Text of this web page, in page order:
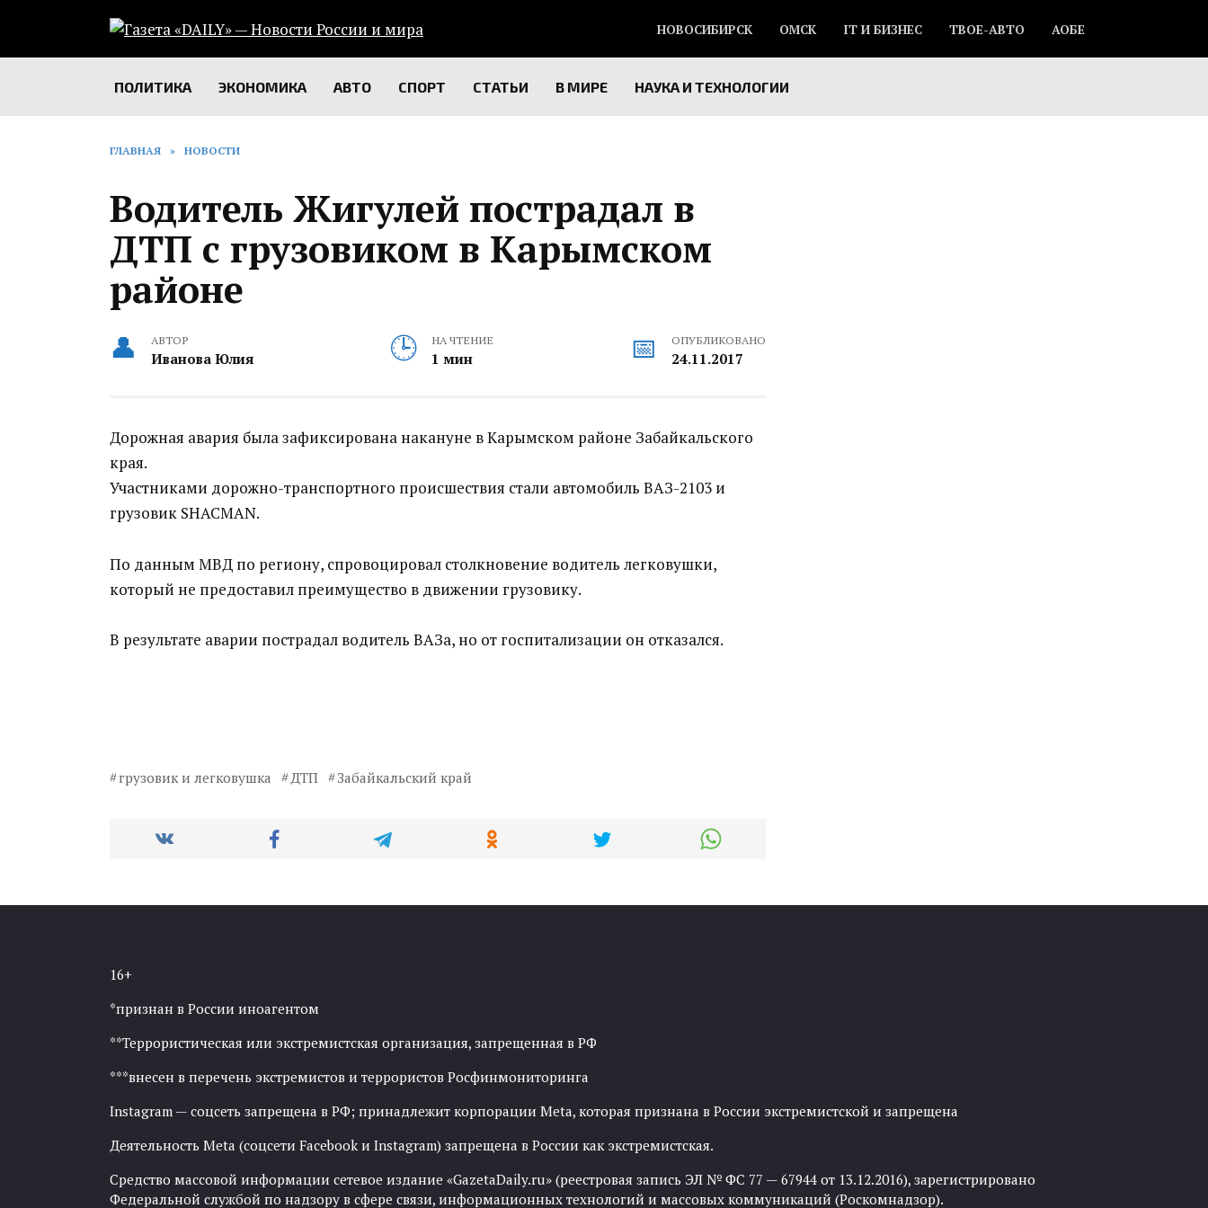
содержанию
НОВОСИБИРСК ОМСК IT И БИЗНЕС ТВОЕ-АВТО АОБЕ
ПОЛИТИКА ЭКОНОМИКА АВТО СПОРТ СТАТЬИ В МИРЕ НАУКА И ТЕХНОЛОГИИ
ГЛАВНАЯ » НОВОСТИ
Водитель Жигулей пострадал в
ДТП с грузовиком в Карымском
районе
АВТОР
Иванова Юлия
НА ЧТЕНИЕ
1 мин
ОПУБЛИКОВАНО
24.11.2017
Дорожная авария была зафиксирована накануне в Карымском районе Забайкальского
края.
Участниками дорожно-транспортного происшествия стали автомобиль ВАЗ-2103 и
грузовик SHACMAN.
По данным МВД по региону, спровоцировал столкновение водитель легковушки,
который не предоставил преимущество в движении грузовику.
В результате аварии пострадал водитель ВАЗа, но от госпитализации он отказался.
грузовик и легковушка ДТП Забайкальский край
16+
*признан в России иноагентом
**Террористическая или экстремистская организация, запрещенная в РФ
***внесен в перечень экстремистов и террористов Росфинмониторинга
Instagram — соцсеть запрещена в РФ; принадлежит корпорации Meta, которая признана в России экстремистской и запрещена
Деятельность Meta (соцсети Facebook и Instagram) запрещена в России как экстремистская.
Средство массовой информации сетевое издание «GazetaDaily.ru» (реестровая запись ЭЛ № ФС 77 — 67944 от 13.12.2016), зарегистрировано
Федеральной службой по надзору в сфере связи, информационных технологий и массовых коммуникаций (Роскомнадзор).